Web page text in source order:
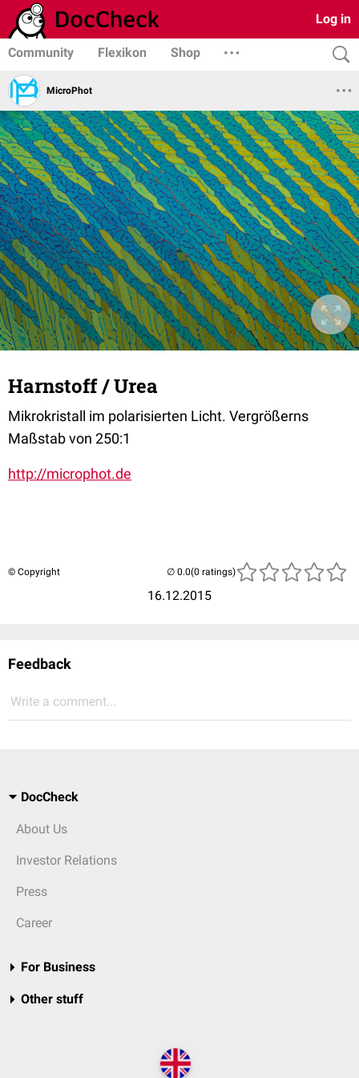
Log in
Community Flexikon Shop
MicroPhot
Harnstoff / Urea
Mikrokristall im polarisierten Licht. Vergrößerns
Maßstab von 250:1
http://microphot.de
© Copyright
16.12.2015
(0 ratings)
Feedback
Write a comment...
DocCheck
About Us
Investor Relations
Press
Career
For Business
Other stuff